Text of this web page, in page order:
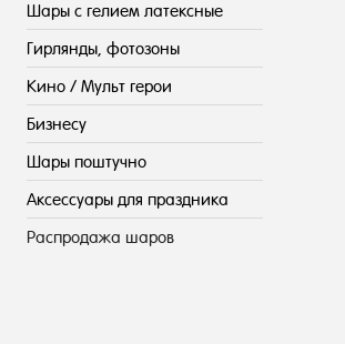
Шары с гелием латексные
Гирлянды, фотозоны
Кино / Мульт герои
Бизнесу
Шары поштучно
Аксессуары для праздника
Распродажа шаров